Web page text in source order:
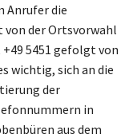
Anrufer die
der Ortsvorwahl
5451 gefolgt von
wichtig, sich an die
der
in
aus dem